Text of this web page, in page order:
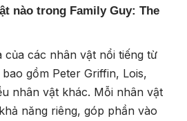
nào trong Family Guy: The
của các nhân vật nổi tiếng từ
gồm Peter Griffin, Lois,
nhân vật khác. Mỗi nhân vật
năng riêng, góp phần vào